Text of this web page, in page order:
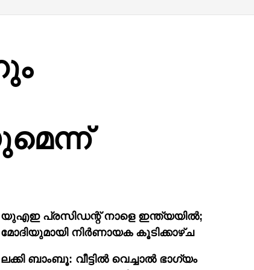
യുഎഇ പ്രസിഡന്റ് നാളെ ഇന്ത്യയിൽ;
മോദിയുമായി നിർണായക കൂടിക്കാഴ്ച
ലക്കി ബാംബൂ: വീട്ടിൽ വെച്ചാൽ ഭാഗ്യം